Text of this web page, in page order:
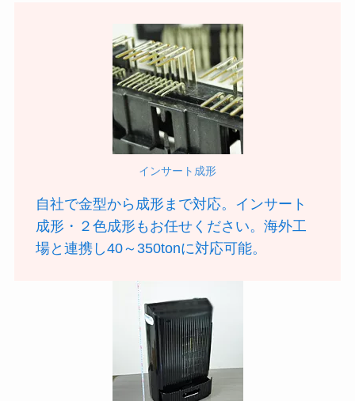
インサート成形
自社で金型から成形まで対応。インサート
成形・２色成形もお任せください。海外工
場と連携し40～350tonに対応可能。